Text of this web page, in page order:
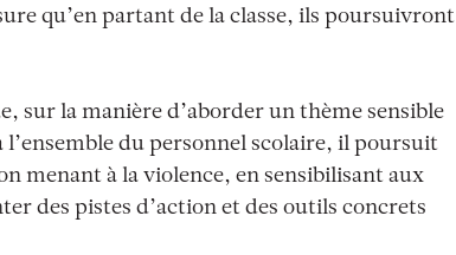
qu’en partant de la classe, ils poursuivront
sur la manière d’aborder un thème sensible
du personnel scolaire, il poursuit
menant à la violence, en sensibilisant aux
des pistes d’action et des outils concrets